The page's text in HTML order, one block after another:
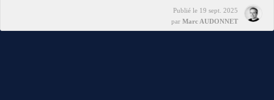
Publié le 19 sept. 2025
par Marc AUDONNET